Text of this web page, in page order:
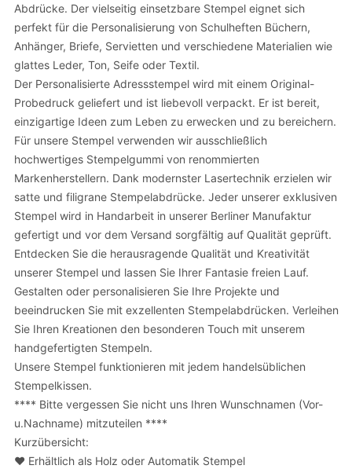
Abdrücke. Der vielseitig einsetzbare Stempel eignet sich
perfekt für die Personalisierung von Schulheften Büchern,
Anhänger, Briefe, Servietten und verschiedene Materialien wie
glattes Leder, Ton, Seife oder Textil.
Der Personalisierte Adressstempel wird mit einem Original-
Probedruck geliefert und ist liebevoll verpackt. Er ist bereit,
einzigartige Ideen zum Leben zu erwecken und zu bereichern.
Für unsere Stempel verwenden wir ausschließlich
hochwertiges Stempelgummi von renommierten
Markenherstellern. Dank modernster Lasertechnik erzielen wir
satte und filigrane Stempelabdrücke. Jeder unserer exklusiven
Stempel wird in Handarbeit in unserer Berliner Manufaktur
gefertigt und vor dem Versand sorgfältig auf Qualität geprüft.
Entdecken Sie die herausragende Qualität und Kreativität
unserer Stempel und lassen Sie Ihrer Fantasie freien Lauf.
Gestalten oder personalisieren Sie Ihre Projekte und
beeindrucken Sie mit exzellenten Stempelabdrücken. Verleihen
Sie Ihren Kreationen den besonderen Touch mit unserem
handgefertigten Stempeln.
Unsere Stempel funktionieren mit jedem handelsüblichen
Stempelkissen.
**** Bitte vergessen Sie nicht uns Ihren Wunschnamen (Vor-
u.Nachname) mitzuteilen ****
Kurzübersicht:
❤️ Erhältlich als Holz oder Automatik Stempel